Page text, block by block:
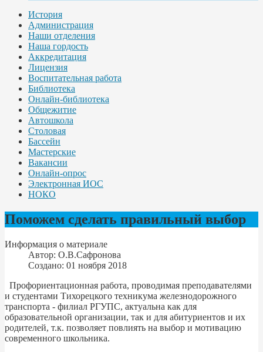
История
Администрация
Наши отделения
Наша гордость
Аккредитация
Лицензия
Воспитательная работа
Библиотека
Онлайн-библиотека
Общежитие
Автошкола
Столовая
Бассейн
Мастерские
Вакансии
Онлайн-опрос
Электронная ИОС
НОКО
Поможем сделать правильный выбор
Информация о материале
Автор: О.В.Сафронова
Создано: 01 ноября 2018
Профориентационная работа, проводимая преподавателями
и студентами Тихорецкого техникума железнодорожного
транспорта - филиал РГУПС, актуальна как для
образовательной организации, так и для абитуриентов и их
родителей, т.к. позволяет повлиять на выбор и мотивацию
современного школьника.